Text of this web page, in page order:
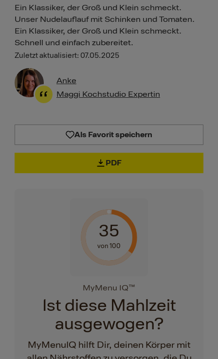
Ein Klassiker, der Groß und Klein schmeckt.
Unser Nudelauflauf mit Schinken und Tomaten.
Ein Klassiker, der Groß und Klein schmeckt.
Schnell und einfach zubereitet.
Zuletzt aktualisiert: 07.05.2025
Anke
Maggi Kochstudio Expertin
Als Favorit speichern
PDF
35
von 100
MyMenu IQ™
Ist diese Mahlzeit
ausgewogen?
MyMenuIQ hilft Dir, deinen Körper mit